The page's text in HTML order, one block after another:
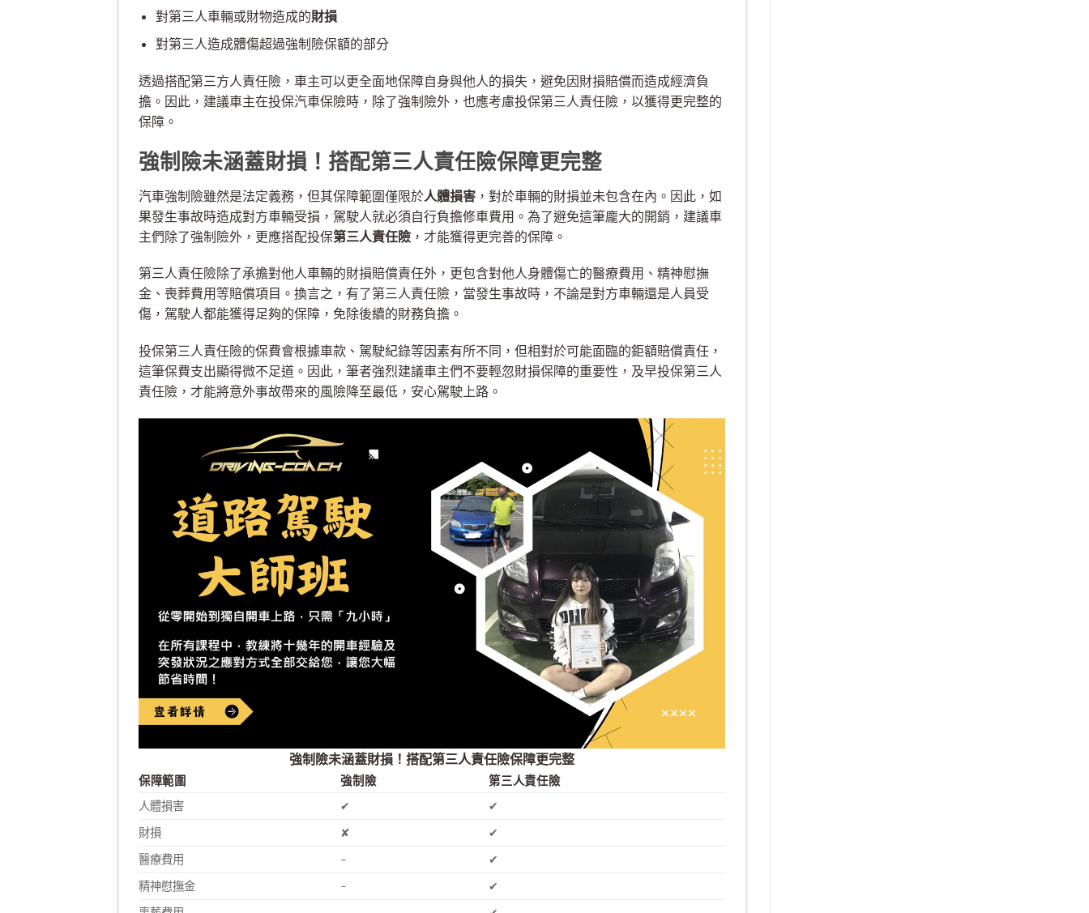
對第三人車輛或財物造成的財損
對第三人造成體傷超過強制險保額的部分
透過搭配第三方人責任險，車主可以更全面地保障自身與他人的損失，避免因財損賠償而造成經濟負
擔。因此，建議車主在投保汽車保險時，除了強制險外，也應考慮投保第三人責任險，以獲得更完整的
保障。
強制險未涵蓋財損！搭配第三人責任險保障更完整
汽車強制險雖然是法定義務，但其保障範圍僅限於人體損害 ，對於車輛的財損並未包含在內。因此，如
果發生事故時造成對方車輛受損，駕駛人就必須自行負擔修車費用。為了避免這筆龐大的開銷，建議車
主們除了強制險外，更應搭配投保第三人責任險 ，才能獲得更完善的保障。
第三人責任險除了承擔對他人車輛的財損賠償責任外，更包含對他人身體傷亡的醫療費用、精神慰撫
金、喪葬費用等賠償項目。換言之，有了第三人責任險，當發生事故時，不論是對方車輛還是人員受
傷，駕駛人都能獲得足夠的保障，免除後續的財務負擔。
投保第三人責任險的保費會根據車款、駕駛紀錄等因素有所不同，但相對於可能面臨的鉅額賠償責任，
這筆保費支出顯得微不足道。因此，筆者強烈建議車主們不要輕忽財損保障的重要性，及早投保第三人
責任險，才能將意外事故帶來的風險降至最低，安心駕駛上路。
強制險未涵蓋財損！搭配第三人責任險保障更完整
保障範圍 強制險
第三人責任險
人體損害
✔
✔
財損
✘
✔
醫療費用
–
✔
精神慰撫金
–
✔